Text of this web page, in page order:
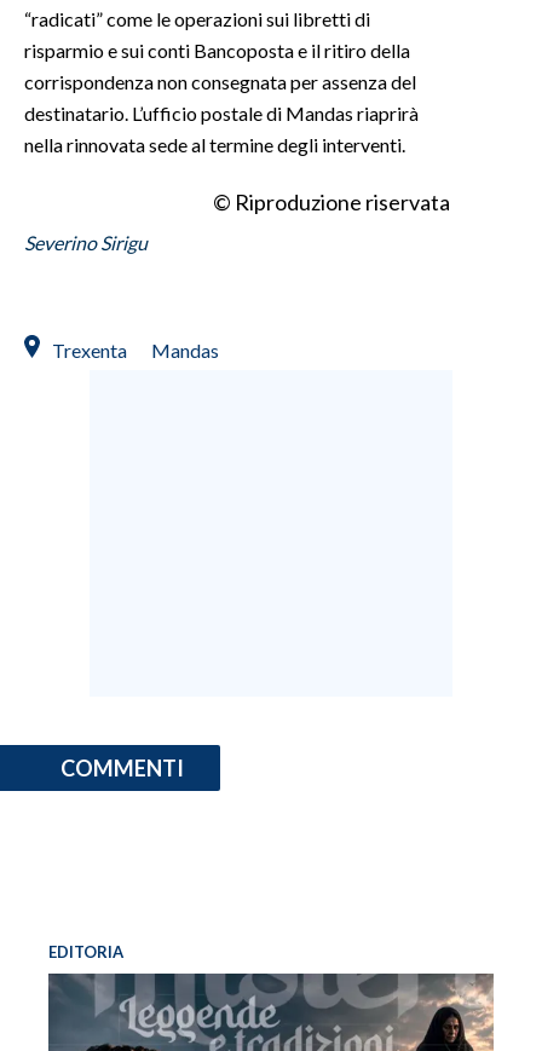
“radicati” come le operazioni sui libretti di
risparmio e sui conti Bancoposta e il ritiro della
corrispondenza non consegnata per assenza del
destinatario. L’ufficio postale di Mandas riaprirà
nella rinnovata sede al termine degli interventi.
© Riproduzione riservata
Severino Sirigu
Trexenta Mandas
COMMENTI
EDITORIA